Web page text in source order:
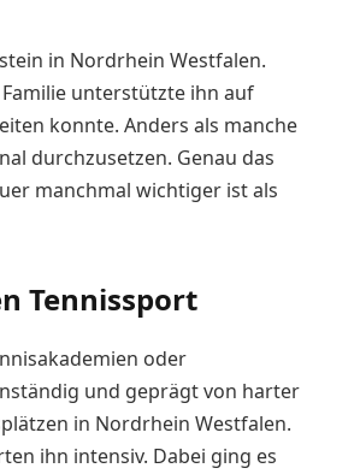
in Nordrhein Westfalen.
unterstützte ihn auf
konnte. Anders als manche
durchzusetzen. Genau das
manchmal wichtiger ist als
Tennissport
oder
und geprägt von harter
in Nordrhein Westfalen.
ihn intensiv. Dabei ging es